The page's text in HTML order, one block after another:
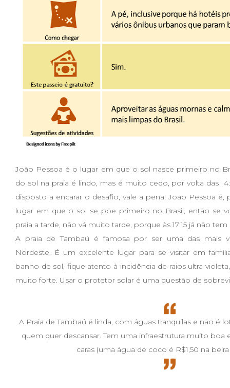
João Pessoa é o lugar em que o sol nasce primeiro no
do sol na praia é lindo, mas é muito cedo, por volta das
disposto a encarar o desafio, vale a pena! João Pessoa
lugar em que o sol se põe primeiro no Brasil, então se
praia a tarde, não vá muito tarde, porque às 17:15 já não
A praia de Tambaú é famosa por ser uma das mais
Nordeste. É um excelente lugar para se visitar em
banho de sol, fique atento à incidência de raios ultra-
muito forte. Usar o protetor solar é uma questão de
A Praia de Tambaú é linda, com águas tranquilas e não é
quem quer descansar. Tem uma infraestrutura muito boa
caras (uma água de coco é R$1,50 na beira